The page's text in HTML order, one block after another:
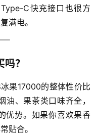
C快充接口也很方
满电。
？
果17000的整体性价比
油、果茶类口味齐全，
优势。如果你喜欢果香
贴合。